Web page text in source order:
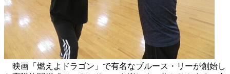
映画「燃えよドラゴン」で有名なブルース・リーが創始し